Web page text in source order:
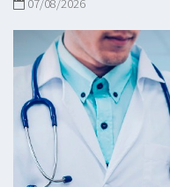
07/08/2026